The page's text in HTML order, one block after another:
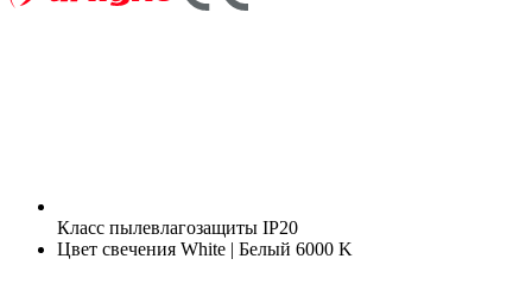
Класс пылевлагозащиты IP20
Цвет свечения White | Белый 6000 K